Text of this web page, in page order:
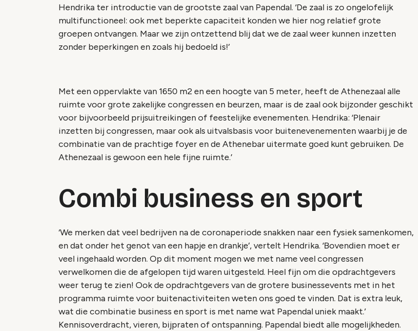
Hendrika ter introductie van de grootste zaal van Papendal. ‘De zaal is zo ongelofelijk
multifunctioneel: ook met beperkte capaciteit konden we hier nog relatief grote
groepen ontvangen. Maar we zijn ontzettend blij dat we de zaal weer kunnen inzetten
zonder beperkingen en zoals hij bedoeld is!’
Met een oppervlakte van 1650 m2 en een hoogte van 5 meter, heeft de Athenezaal alle
ruimte voor grote zakelijke congressen en beurzen, maar is de zaal ook bijzonder geschikt
voor bijvoorbeeld prijsuitreikingen of feestelijke evenementen. Hendrika: ‘Plenair
inzetten bij congressen, maar ook als uitvalsbasis voor buitenevenementen waarbij je de
combinatie van de prachtige foyer en de Athenebar uitermate goed kunt gebruiken. De
Athenezaal is gewoon een hele fijne ruimte.’
Combi business en sport
‘We merken dat veel bedrijven na de coronaperiode snakken naar een fysiek samenkomen,
en dat onder het genot van een hapje en drankje’, vertelt Hendrika. ‘Bovendien moet er
veel ingehaald worden. Op dit moment mogen we met name veel congressen
verwelkomen die de afgelopen tijd waren uitgesteld. Heel fijn om die opdrachtgevers
weer terug te zien! Ook de opdrachtgevers van de grotere businessevents met in het
programma ruimte voor buitenactiviteiten weten ons goed te vinden. Dat is extra leuk,
wat die combinatie business en sport is met name wat Papendal uniek maakt.’
Kennisoverdracht, vieren, bijpraten of ontspanning. Papendal biedt alle mogelijkheden.